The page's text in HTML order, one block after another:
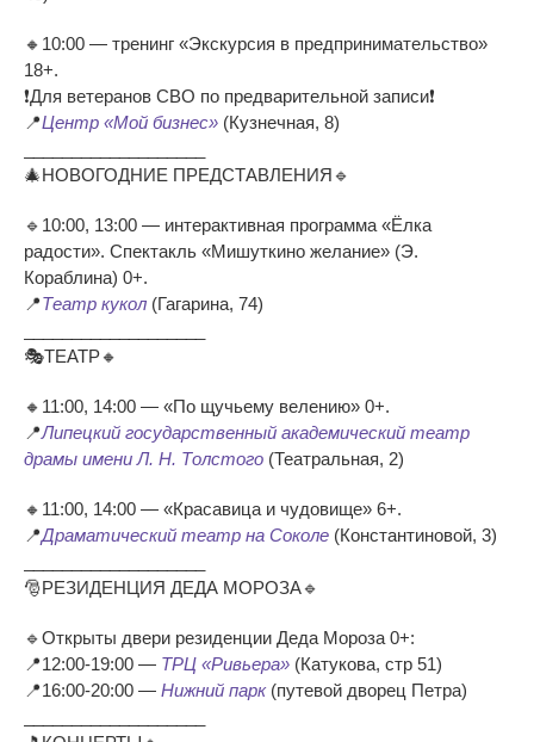
🔸10:00 — тренинг «Экскурсия в предпринимательство»
18+.
❗Для ветеранов СВО по предварительной записи❗
📍Центр «Мой бизнес» (Кузнечная, 8)
🎄НОВОГОДНИЕ ПРЕДСТАВЛЕНИЯ🔹
🔹10:00, 13:00 — интерактивная программа «Ёлка
радости». Спектакль «Мишуткино желание» (Э.
Кораблина) 0+.
📍Театр кукол (Гагарина, 74)
🎭ТЕАТР🔸
🔸11:00, 14:00 — «По щучьему велению» 0+.
📍Липецкий государственный академический театр
драмы имени Л. Н. Толстого (Театральная, 2)
🔸11:00, 14:00 — «Красавица и чудовище» 6+.
📍Драматический театр на Соколе (Константиновой, 3)
🎅РЕЗИДЕНЦИЯ ДЕДА МОРОЗА🔹
🔹Открыты двери резиденции Деда Мороза 0+:
📍12:00-19:00 — ТРЦ «Ривьера» (Катукова, стр 51)
📍16:00-20:00 — Нижний парк(путевой дворец Петра)